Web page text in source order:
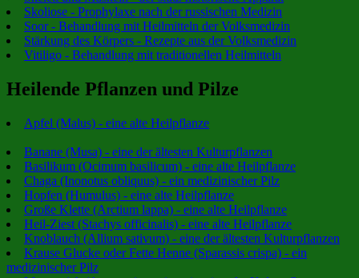
Skoliose - Prophylaxe nach der russischen Medizin
Soor - Behandlung mit Heilmitteln der Volksmedizin
Stärkung des Körpers - Rezepte aus der Volksmedizin
Vitiligo - Behandlung mit traditionellen Heilmitteln
Heilende Pflanzen und Pilze
Apfel (Malus) - eine alte Heilpflanze
Banane (Musa) - eine der ältesten Kulturpflanzen
Basilikum (Ocimum basilicum) - eine alte Heilpflanze
Chaga (Inonotus obliquus) - ein medizinischer Pilz
Hopfen (Humulus) - eine alte Heilpflanze
Große Klette (Arctium lappa) - eine alte Heilpflanze
Heil-Ziest (Stachys officinalis) - eine alte Heilpflanze
Knoblauch (Allium sativum) - eine der ältesten Kulturpflanzen
Krause Glucke oder Fette Henne (Sparassis crispa) - ein
medizinischer Pilz